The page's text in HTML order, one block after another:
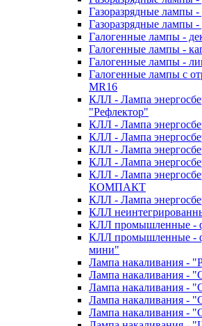
Газоразрядные лампы
Газоразрядные лампы
Галогенные лампы -
Галогенные лампы -
Галогенные лампы -
Галогенные лампы с
MR16
КЛЛ - Лампа
"Рефлектор"
КЛЛ - Лампа
КЛЛ - Лампа
КЛЛ - Лампа
КЛЛ - Лампа
КЛЛ - Лампа
КОМПАКТ
КЛЛ - Лампа
КЛЛ
КЛЛ промышленные -
КЛЛ промышленные -
мини"
Лампа накаливания -
Лампа накаливания -
Лампа накаливания -
Лампа накаливания -
Лампа накаливания -